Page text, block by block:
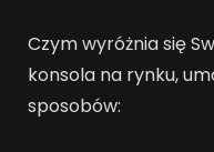
Czym wyróżnia się
konsola na rynku,
sposobów: